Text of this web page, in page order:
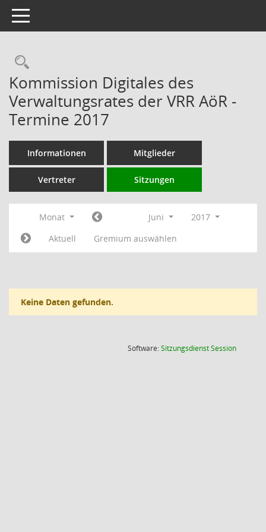
Toggle navigation
Rechercheauswahl
Kommission Digitales des
Verwaltungsrates der VRR AöR -
Termine 2017
Informationen Mitglieder
Vertreter Sitzungen
Monat Juni
2017
Aktuell
Gremium auswählen
Keine Daten gefunden.
Software:SitzungsdienstSession(Wird in